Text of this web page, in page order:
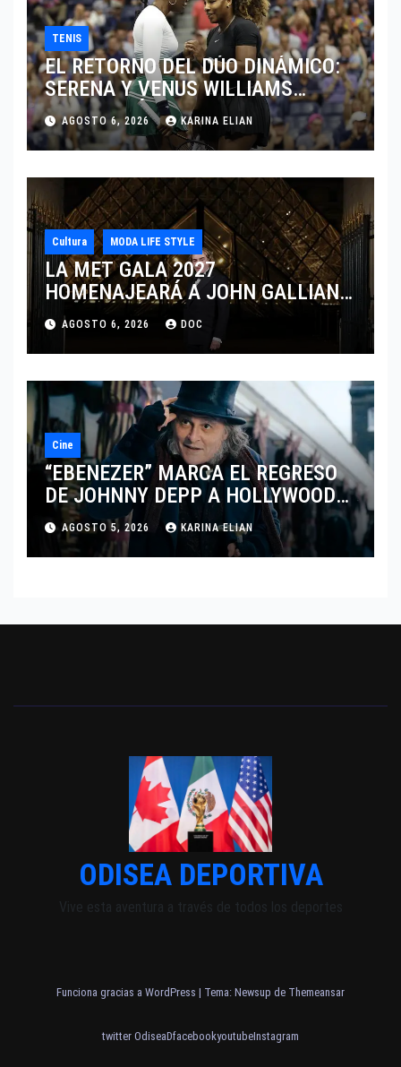
TENIS
EL RETORNO DEL DÚO DINÁMICO:
SERENA Y VENUS WILLIAMS
DISPUTARÁN LOS DOBLES EN
CINCINNATI 2026
AGOSTO 6, 2026 KARINA ELIAN
Cultura MODA LIFE STYLE
LA MET GALA 2027
HOMENAJEARÁ A JOHN GALLIANO
MARCANDO EL REGRESO DEL REY
DEL DRAMATISMO
AGOSTO 6, 2026 DOC
Cine
“EBENEZER” MARCA EL REGRESO
DE JOHNNY DEPP A HOLLYWOOD
TRAS SU PASO POR EL CINE
INDEPENDIENTE EUROPEO
AGOSTO 5, 2026 KARINA ELIAN
ODISEA DEPORTIVA
Vive esta aventura a través de todos los deportes
Funciona gracias a WordPress | Tema: Newsup de Themeansar
twitter OdiseaDfacebookyoutubeInstagram